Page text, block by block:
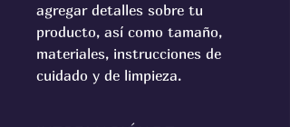
agregar detalles sobre tu
producto, así como tamaño,
materiales, instrucciones de
cuidado y de limpieza.